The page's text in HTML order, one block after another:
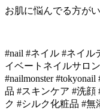
お肌に悩んでる方が
#nail #ネイル #ネイ
イベートネイルサロ
#nailmonster
品 #スキンケア #洗顔
ク #シルク化粧品 #